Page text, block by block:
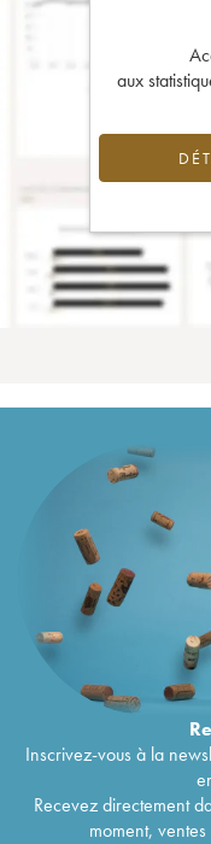
aux
Inscrivez-vous à la
Recevez directement
moment,